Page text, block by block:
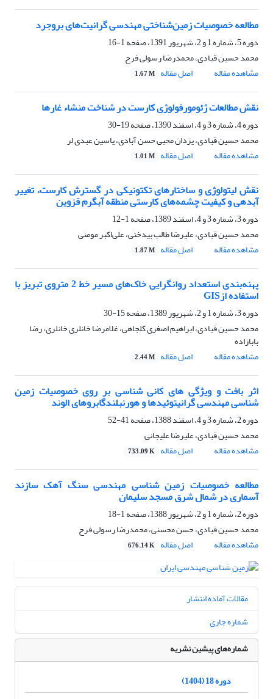
مطالعه خصوصیات زمین‌شناختی مهندسی گرانیت‌های بروجرد
دوره 5، شماره 1 و 2، شهریور 1391، صفحه
1-16
محمد حسین قبادی، محمدرضا رسولی­ فرح
مشاهده مقاله
اصل مقاله 1.67 M
نقش مطالعات ژئومورفولوژی کارست در شناخت منشاء غارها
دوره 4، شماره 3 و 4، اسفند 1390، صفحه
19-30
محمد حسین قبادی، یزدان محبی حسن­ آبادی، یاسین عبدی­ لر
مشاهده مقاله
اصل مقاله 1.01 M
نقش لیتولوژی و ساختارهای تکتونیکی در گسترش کارست، تغییر
آبدهی و کیفیت چشمه‌های کارستی منطقه آبگرم قزوین
دوره 3، شماره 3 و 4، اسفند 1389، صفحه
1-12
محمد حسین قبادی، علیرضا طالب بیدختی، علی‌اکبر مومنی
مشاهده مقاله
اصل مقاله 1.87 M
پهنه‌بندی استعداد روانگرایی خاک‌های مسیر خط 2 متروی تبریز با
استفاده ازGIS
دوره 3، شماره 1 و 2، شهریور 1389، صفحه
15-30
محمد حسین قبادی، ابراهیم اصغری کلجاهی، غلامرضا خانلری خانلری، رضا
بابازاده
مشاهده مقاله
اصل مقاله 2.44 M
اثر بافت و ویژگی های کانی شناسی بر روی خصوصیات زمین
شناسی مهندسی گرانیتوئیدها و هورنبلندگابروهای الوند
دوره 2، شماره 3 و 4، اسفند 1388، صفحه
41-52
محمد حسین قبادی، علیرضا علیجانی
مشاهده مقاله
اصل مقاله 733.09 K
مطالعه خصوصیات زمین شناسی مهندسی سنگ آهک سازند
آسماری در شمال شرق مسجد سلیمان
دوره 2، شماره 1 و 2، شهریور 1388، صفحه
1-18
محمد حسین قبادی، حسن محسنی، محمدرضا رسولی فرح
مشاهده مقاله
اصل مقاله 676.14 K
مقالات آماده انتشار
شماره جاری
شماره‌های پیشین نشریه
دوره 18 (1404)